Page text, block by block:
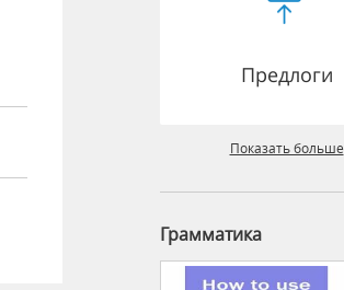
Предлоги
Показать больше
Грамматика